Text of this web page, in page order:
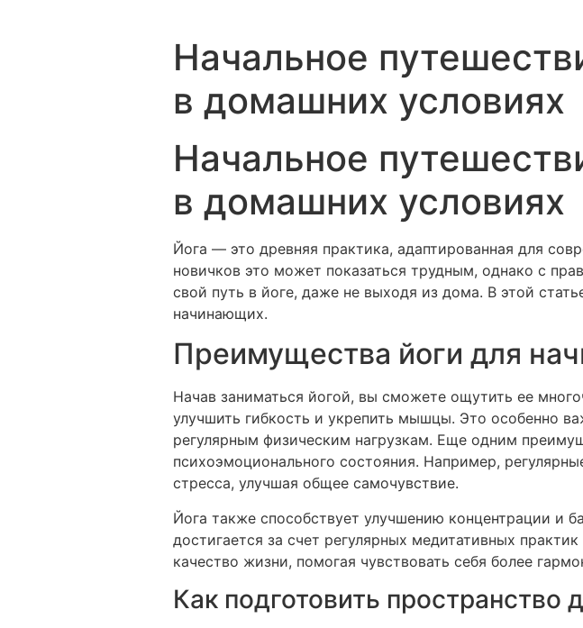
Начальное
в домашних условиях
Начальное
в домашних условиях
Йога — это древняя практика, адаптированная для
новичков это может показаться трудным, однако с
свой путь в йоге, даже не выходя из дома. В этой
начинающих.
Преимущества йоги для
Начав заниматься йогой, вы сможете ощутить ее
улучшить гибкость и укрепить мышцы. Это особенно
регулярным физическим нагрузкам. Еще одним
психоэмоционального состояния. Например,
стресса, улучшая общее самочувствие.
Йога также способствует улучшению концентрации и
достигается за счет регулярных медитативных
качество жизни, помогая чувствовать себя более
Как подготовить пространство